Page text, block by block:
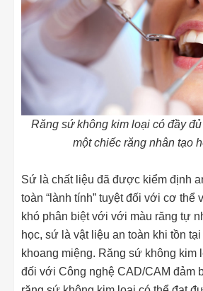
Răng sứ không kim loại có đầy
một chiếc răng nhân tạo
Sứ là chất liệu đã được kiểm định
toàn “lành tính” tuyệt đối với cơ thể
khó phân biệt với với màu răng tự
học, sứ là vật liệu an toàn khi tồn
khoang miệng. Răng sứ không kim
đối với Công nghệ CAD/CAM đảm